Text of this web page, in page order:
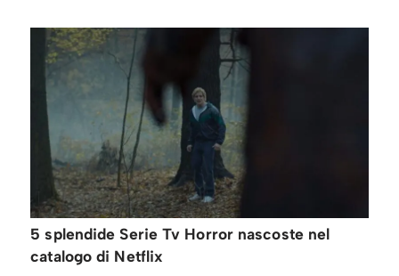
5 splendide Serie Tv Horror nascoste nel
catalogo di Netflix